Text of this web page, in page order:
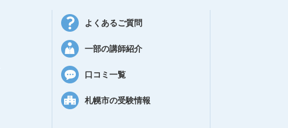
よくあるご質問
一部の講師紹介
口コミ一覧
札幌市の受験情報